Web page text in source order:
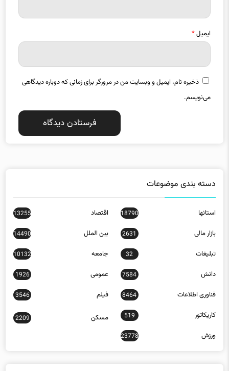
ایمیل*
ذخیره نام، ایمیل و وبسایت من در مرورگر برای زمانی که دوباره دیدگاهی
می‌نویسم.
استانها
بازار مالی 2631 بین الملل 14490
تبلیغات 32 جامعه 10132
دانش 7584 عمومی 1926
فناوری اطلاعات 8464 فیلم 3546
کاریکاتور 519
2209
ورزش 23778